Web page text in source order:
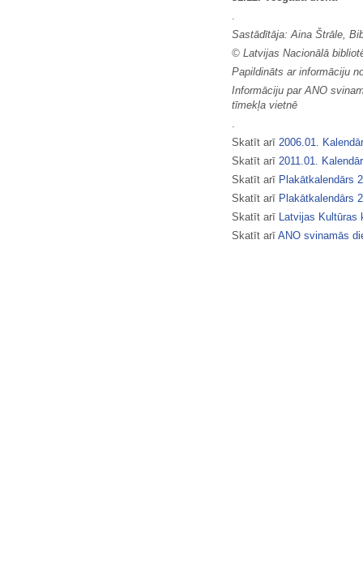
.
Sastādītāja: Aina Štrāle,
© Latvijas Nacionālā
Papildināts ar informāciju
Informāciju par ANO
tīmekļa vietnē
.
Skatīt arī 2006.01.
Skatīt arī 2011.01.
Skatīt arī Plakātkalendārs
Skatīt arī Plakātkalendārs
Skatīt arī Latvijas Kultūras
Skatīt arī ANO svinamās